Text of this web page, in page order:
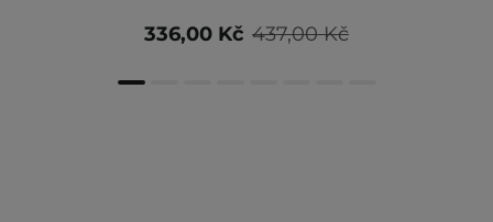
437,00 Kč
336,00 Kč